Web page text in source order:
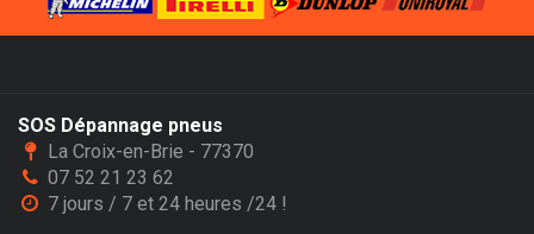
SOS Dépannage pneus
La Croix-en-Brie - 77370
07 52 21 23 62
7 jours / 7 et 24 heures /24 !